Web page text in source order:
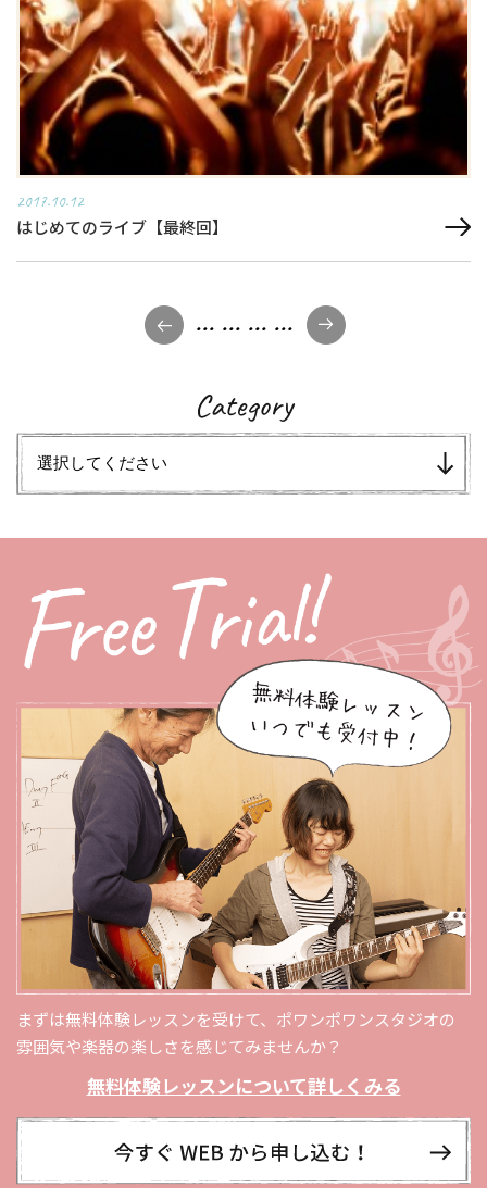
2017.10.12
はじめてのライブ【最終回】
... ... ... ...
Category
まずは無料体験レッスンを受けて、ポワンポワンスタジオの
雰囲気や楽器の楽しさを感じてみませんか？
無料体験レッスンについて詳しくみる